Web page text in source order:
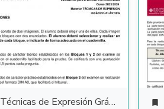
Técnicas de Expresión Gráfico Plástica 